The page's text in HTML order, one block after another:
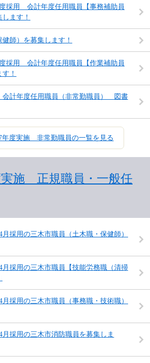
度採用 会計年度任用職員【事務補助員
ます！
師）を募集します！
度採用 会計年度任用職員【作業補助員
！
会計年度任用職員（非常勤職員） 図書
年度実施 非常勤職員の一覧を見る
実施 正規職員・一般任
月採用の三木市職員（土木職・保健師）
月採用の三木市職員【技能労務職（清掃
月採用の三木市職員（事務職・技術職）
月採用の三木市消防職員を募集しま